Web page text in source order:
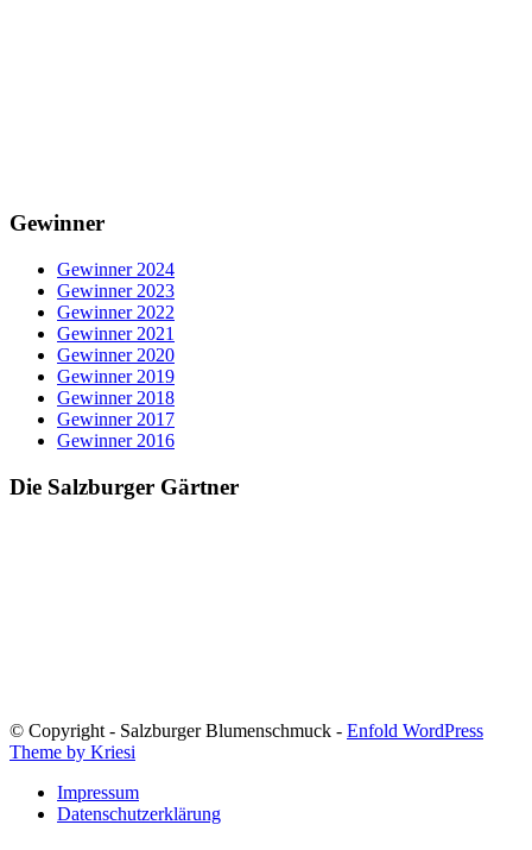
Gewinner
Gewinner 2024
Gewinner 2023
Gewinner 2022
Gewinner 2021
Gewinner 2020
Gewinner 2019
Gewinner 2018
Gewinner 2017
Gewinner 2016
Die Salzburger Gärtner
© Copyright - Salzburger Blumenschmuck - Enfold WordPress
Theme by Kriesi
Impressum
Datenschutzerklärung